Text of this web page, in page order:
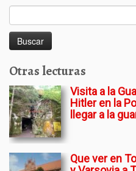
Otras lecturas
Visita a la
Hitler en la
llegar a la
Que ver en